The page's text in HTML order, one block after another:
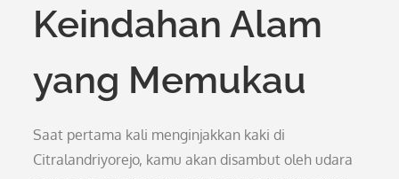
Keindahan Alam
yang Memukau
Saat pertama kali menginjakkan kaki di
Citralandriyorejo, kamu akan disambut oleh udara